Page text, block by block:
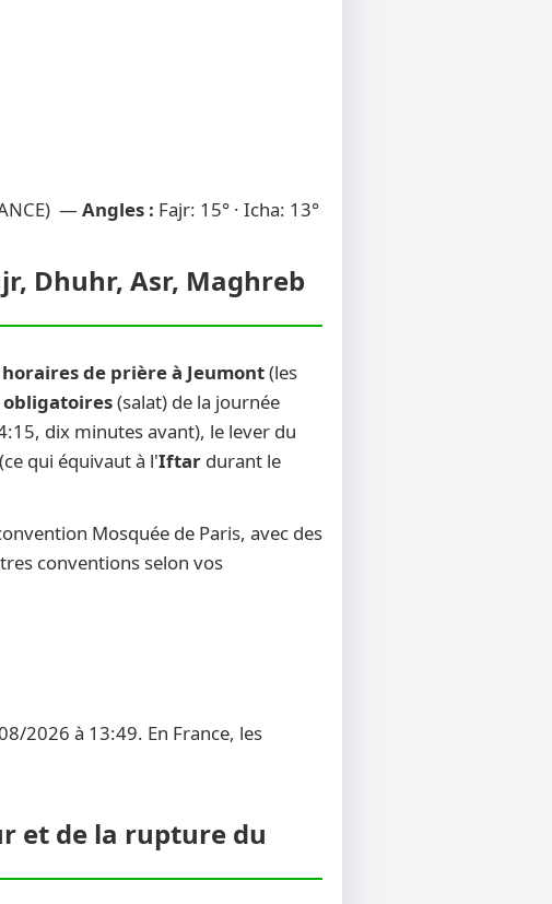
— Angles : Fajr: 15° · Icha: 13°
Dhuhr, Asr, Maghreb
horaires de prière à Jeumont(les
(salat) de la journée
dix minutes avant), le lever du
qui équivaut à l'Iftar durant le
Mosquée de Paris, avec des
conventions selon vos
2026 à 13:49. En France, les
et de la rupture du